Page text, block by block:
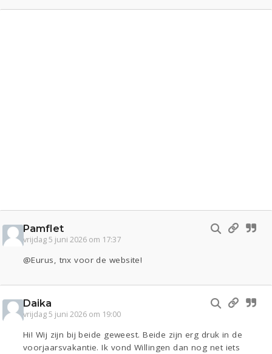
Pamflet
vrijdag 5 juni 2026 om 17:37
@Eurus, tnx voor de website!
Daika
vrijdag 5 juni 2026 om 19:00
Hi! Wij zijn bij beide geweest. Beide zijn erg druk in de
voorjaarsvakantie. Ik vond Willingen dan nog net iets